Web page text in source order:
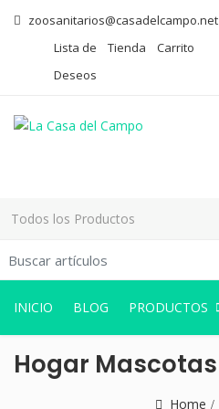
zoosanitarios@casadelcampo.net
Lista de
Deseos
Tienda Carrito
INICIO BLOG PRODUCTOS
Hogar Mascotas
Home